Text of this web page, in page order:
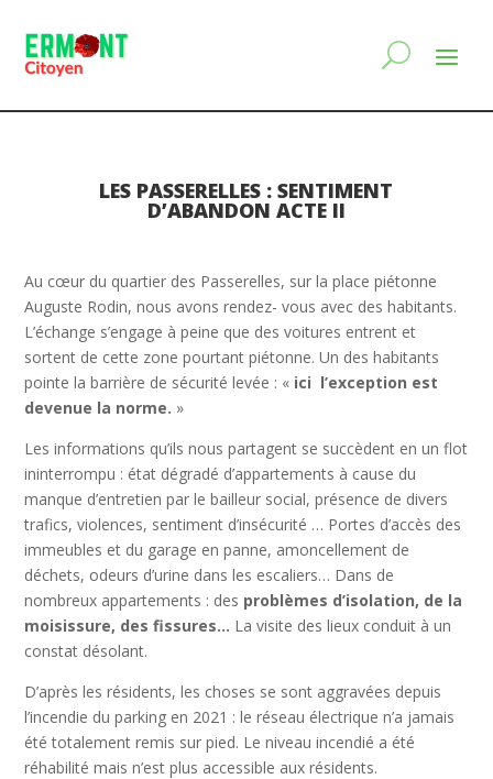
LES PASSERELLES : SENTIMENT
D’ABANDON ACTE II
Au cœur du quartier des Passerelles, sur la place piétonne
Auguste Rodin, nous avons rendez- vous avec des habitants.
L’échange s’engage à peine que des voitures entrent et
sortent de cette zone pourtant piétonne. Un des habitants
pointe la barrière de sécurité levée : « ici l’exception est
devenue la norme. »
Les informations qu’ils nous partagent se succèdent en un flot
ininterrompu : état dégradé d’appartements à cause du
manque d’entretien par le bailleur social, présence de divers
trafics, violences, sentiment d’insécurité … Portes d’accès des
immeubles et du garage en panne, amoncellement de
déchets, odeurs d’urine dans les escaliers… Dans de
nombreux appartements : des problèmes d’isolation, de la
moisissure, des fissures… La visite des lieux conduit à un
constat désolant.
D’après les résidents, les choses se sont aggravées depuis
l’incendie du parking en 2021 : le réseau électrique n’a jamais
été totalement remis sur pied. Le niveau incendié a été
réhabilité mais n’est plus accessible aux résidents.